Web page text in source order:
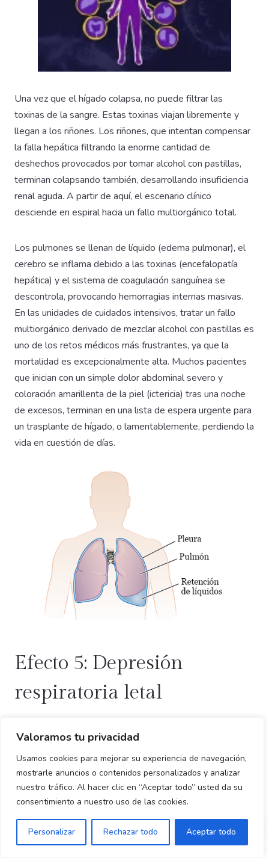
Valoramos tu privacidad
Usamos cookies para mejorar su experiencia de navegación,
mostrarle anuncios o contenidos personalizados y analizar
nuestro tráfico. Al hacer clic en “Aceptar todo” usted da su
consentimiento a nuestro uso de las cookies.
Personalizar Rechazar todo Aceptar todo
Una vez que el hígado colapsa, no puede filtrar las
toxinas de la sangre. Estas toxinas viajan libremente y
llegan a los riñones. Los riñones, que intentan compensar
la falla hepática filtrando la enorme cantidad de
deshechos provocados por tomar alcohol con pastillas,
terminan colapsando también, desarrollando insuficiencia
renal aguda. A partir de aquí, el escenario clínico
desciende en espiral hacia un fallo multiorgánico total.
Los pulmones se llenan de líquido (edema pulmonar), el
cerebro se inflama debido a las toxinas (encefalopatía
hepática) y el sistema de coagulación sanguínea se
descontrola, provocando hemorragias internas masivas.
En las unidades de cuidados intensivos, tratar un fallo
multiorgánico derivado de mezclar alcohol con pastillas es
uno de los retos médicos más frustrantes, ya que la
mortalidad es excepcionalmente alta. Muchos pacientes
que inician con un simple dolor abdominal severo y
coloración amarillenta de la piel (ictericia) tras una noche
de excesos, terminan en una lista de espera urgente para
un trasplante de hígado, o lamentablemente, perdiendo la
vida en cuestión de días.
Efecto 5: Depresión
respiratoria letal
causa de muerte más frecuente asociada a esta peligrosa
combinación: la depresión respiratoria. Este fenómeno se
desencadena principalmente cuando se mezclan
analgésicos opioides (como tramadol, oxicodona o
fentanilo), benzodiacepinas y sedantes con etanol.
Consumir alcohol con pastillas de esta categoría silencia
las señales automáticas que el tronco encefálico envía a
¿Necesitas ayuda?